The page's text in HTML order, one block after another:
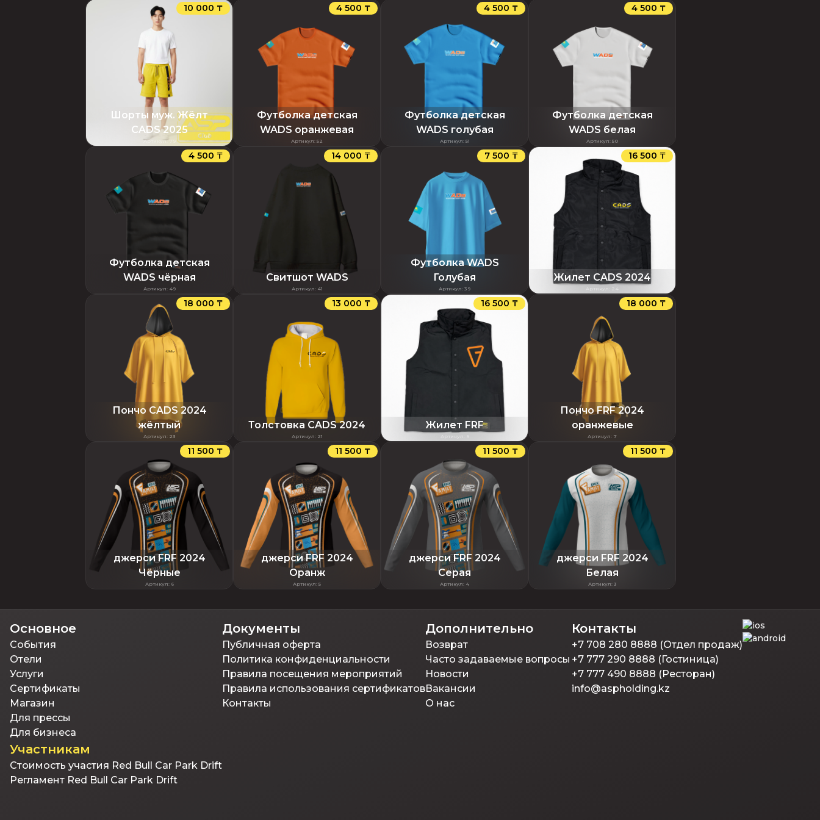
10 000 ₸
Шорты муж. Жёлт
CADS 2025
Артикул: 79
4 500 ₸
Футболка детская
WADS оранжевая
Артикул: 52
4 500 ₸
Футболка детская
WADS голубая
Артикул: 51
4 500 ₸
Футболка детская
WADS белая
Артикул: 50
4 500 ₸
Футболка детская
WADS чёрная
Артикул: 49
14 000 ₸
Свитшот WADS
Артикул: 41
7 500 ₸
Футболка WADS
Голубая
Артикул: 39
16 500 ₸
Жилет CADS 2024
Артикул 24
18 000 ₸
Пончо CADS 2024
жёлтый
Артикул: 23
13 000 ₸
Толстовка CADS 2024
Артикул: 21
16 500 ₸
Жилет FRF
Артикул
18 000 ₸
Пончо FRF 2024
оранжевые
Артикул: 7
11 500 ₸
джерси FRF 2024
Чёрные
Артикул: 6
11 500 ₸
джерси FRF 2024
Оранж
Артикул: 5
11 500 ₸
джерси FRF 2024
Серая
Артикул: 4
11 500 ₸
джерси FRF 2024
Белая
Артикул: 3
Основное
События
Отели
Услуги
Сертификаты
Магазин
Для прессы
Для бизнеса
Участникам
Стоимость участия Red Bull Car Park Drift
Регламент Red Bull Car Park Drift
Документы
Публичная оферта
Политика конфиденциальности
Правила посещения мероприятий
Правила использования сертификатов
Контакты
Дополнительно
Возврат
Часто задаваемые вопросы
Новости
Вакансии
О нас
Контакты
+7 708 280 8888 (Отдел продаж)
+7 777 290 8888 (Гостиница)
+7 777 490 8888 (Ресторан)
info@aspholding.kz